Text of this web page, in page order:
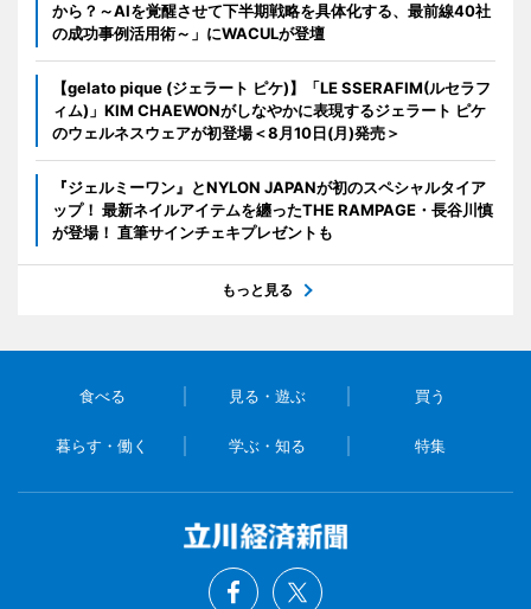
から？～AIを覚醒させて下半期戦略を具体化する、最前線40社
の成功事例活用術～」にWACULが登壇
【gelato pique (ジェラート ピケ)】「LE SSERAFIM(ルセラフ
ィム)」KIM CHAEWONがしなやかに表現するジェラート ピケ
のウェルネスウェアが初登場＜8月10日(月)発売＞
『ジェルミーワン』とNYLON JAPANが初のスペシャルタイア
ップ！ 最新ネイルアイテムを纏ったTHE RAMPAGE・長谷川慎
が登場！ 直筆サインチェキプレゼントも
もっと見る
食べる 見る・遊ぶ 買う
暮らす・働く 学ぶ・知る 特集